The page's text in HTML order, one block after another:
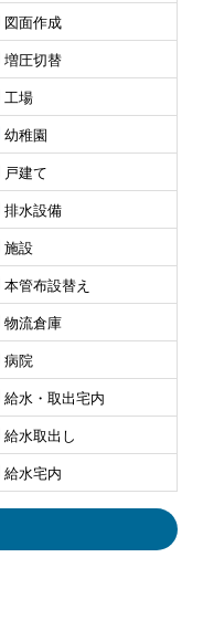
図面作成
増圧切替
工場
幼稚園
戸建て
排水設備
施設
本管布設替え
物流倉庫
病院
給水・取出宅内
給水取出し
給水宅内